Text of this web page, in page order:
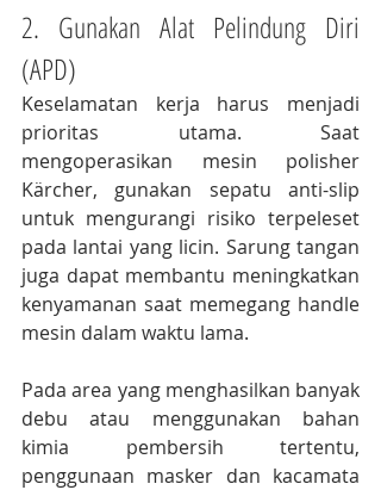
2. Gunakan Alat Pelindung Diri
(APD)
Keselamatan kerja harus menjadi
prioritas utama. Saat
mengoperasikan mesin polisher
Kärcher, gunakan sepatu anti-slip
untuk mengurangi risiko terpeleset
pada lantai yang licin. Sarung tangan
juga dapat membantu meningkatkan
kenyamanan saat memegang handle
mesin dalam waktu lama.
Pada area yang menghasilkan banyak
debu atau menggunakan bahan
kimia pembersih tertentu,
penggunaan masker dan kacamata